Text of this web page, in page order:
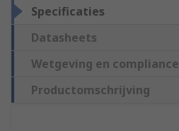
Specificaties
Datasheets
Wetgeving en compliance
Productomschrijving